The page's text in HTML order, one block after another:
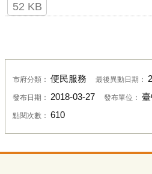
52 KB
市府分類： 便民服務 最後異動日期：
發布日期： 2018-03-27 發布單位：
點閱次數： 610